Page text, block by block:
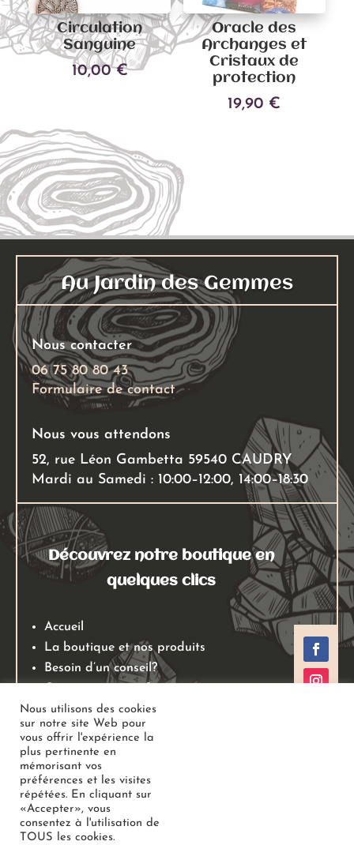
Circulation
Sanguine
10,00€
Oracle des
Archanges et
Cristaux de
protection
19,90 €
Au Jardin des Gemmes
Nous contacter
06 75 80 80 43
Formulaire de contact
Nous vous attendons
52, rue Léon Gambetta 59540 CAUDRY
Mardi au Samedi : 10:00–12:00, 14:00–18:30
Découvrez notre boutique en
quelques clics
Accueil
La boutique et nos produits
Besoin d’un conseil?
Mentions légales
Conditions générales de ventes
Politiques de retours
Politique de confidentialité
Copyright Au Jardin des Gemmes
Nous utilisons des cookies
sur notre site Web pour
vous offrir l'expérience la
plus pertinente en
mémorisant vos
préférences et les visites
répétées. En cliquant sur
«Accepter», vous
consentez à l'utilisation de
TOUS les cookies.